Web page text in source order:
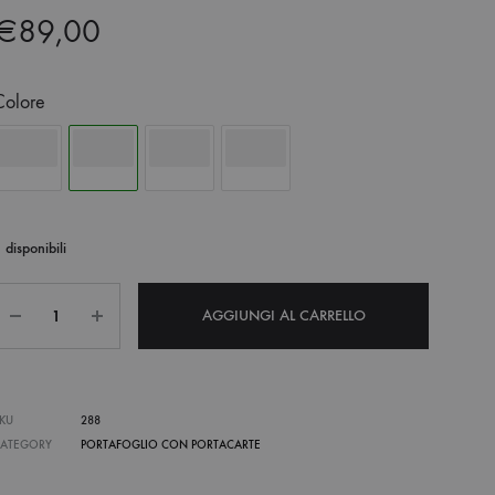
89,00
disponibili
AGGIUNGI AL CARRELLO
288
PORTAFOGLIO CON PORTACARTE